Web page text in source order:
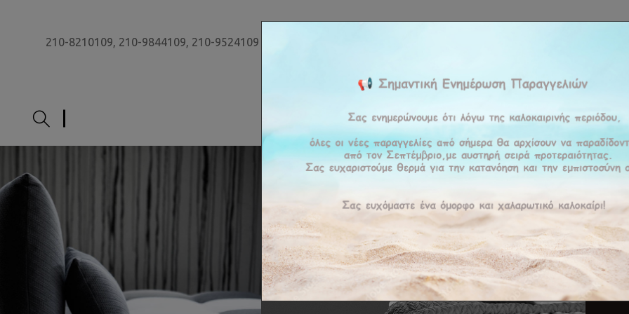
210-8210109, 210-9844109, 210-9524109
ΕΤΑΙΡΕΊΑ ΠΡΟΪΟΝΤΑ ΠΡΟΣΦΟΡΕΣΥΠΗΡΕΣΊΕΣBLOG
π